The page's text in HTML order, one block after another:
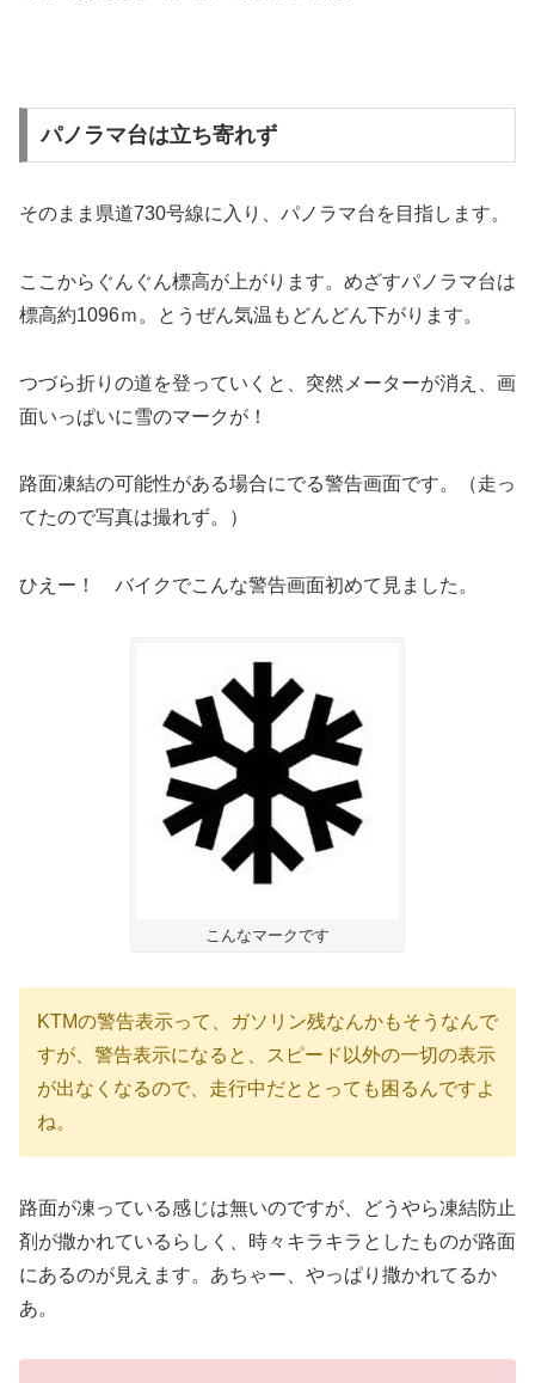
パノラマ台は立ち寄れず
そのまま県道730号線に入り、パノラマ台を目指します。
ここからぐんぐん標高が上がります。めざすパノラマ台は
標高約1096ｍ。とうぜん気温もどんどん下がります。
つづら折りの道を登っていくと、突然メーターが消え、画
面いっぱいに雪のマークが！
路面凍結の可能性がある場合にでる警告画面です。（走っ
てたので写真は撮れず。）
ひえー！ バイクでこんな警告画面初めて見ました。
こんなマークです
KTMの警告表示って、ガソリン残なんかもそうなんで
すが、警告表示になると、スピード以外の一切の表示
が出なくなるので、走行中だととっても困るんですよ
ね。
路面が凍っている感じは無いのですが、どうやら凍結防止
剤が撒かれているらしく、時々キラキラとしたものが路面
にあるのが見えます。あちゃー、やっぱり撒かれてるか
あ。